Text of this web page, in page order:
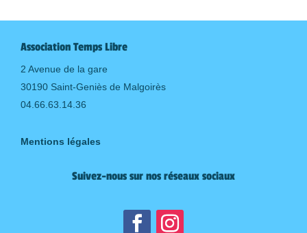
Association Temps Libre
2 Avenue de la gare
30190 Saint-Geniès de Malgoirès
04.66.63.14.36
Mentions légales
Suivez-nous sur nos réseaux sociaux